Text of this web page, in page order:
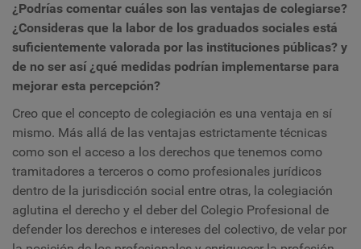
¿Podrías comentar cuáles son las ventajas de colegiarse?
¿Consideras que la labor de los graduados sociales está
suficientemente valorada por las instituciones públicas? y
de no ser así ¿qué medidas podrían implementarse para
mejorar esta percepción?
Creo que el concepto de colegiación es una ventaja en sí
mismo. Más allá de las ventajas estrictamente técnicas
como son el acceso a los derechos que tenemos como
tramitadores a terceros o como profesionales jurídicos
dentro de la jurisdicción social entre otras, la colegiación
aglutina el derecho y el deber del Colegio Profesional de
defender los derechos e intereses del colectivo, de velar por